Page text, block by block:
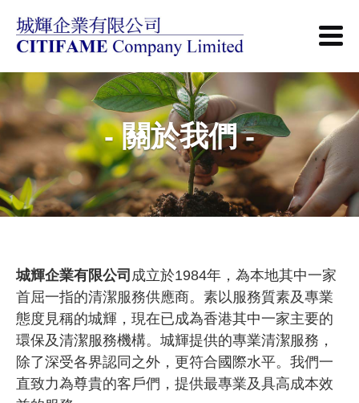
- 關於我們 -
城輝企業有限公司 成立於1984年，為本地其中一家
首屈一指的清潔服務供應商。素以服務質素及專業
態度見稱的城輝，現在已成為香港其中一家主要的
環保及清潔服務機構。城輝提供的專業清潔服務，
除了深受各界認同之外，更符合國際水平。我們一
直致力為尊貴的客戶們，提供最專業及具高成本效